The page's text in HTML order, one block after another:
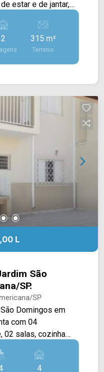
estar e de jantar,
e área de serviço. >
sociais; > 02
Rodovia Luiz de
comércios em
WhatsApp e
-
2 315 m²
Terreno
L
São
SP.
SP
Domingos em
02 salas, cozinha
social, área de
com churrasqueira,
4